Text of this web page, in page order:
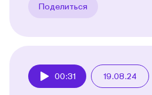
Поделиться
00:31 19.08.24